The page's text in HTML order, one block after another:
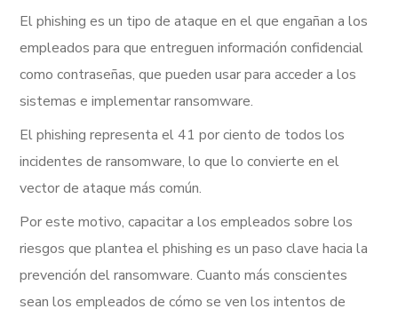
El phishing es un tipo de ataque en el que engañan a los
empleados para que entreguen información confidencial
como contraseñas, que pueden usar para acceder a los
sistemas e implementar ransomware.
El phishing representa el 41 por ciento de todos los
incidentes de ransomware, lo que lo convierte en el
vector de ataque más común.
Por este motivo, capacitar a los empleados sobre los
riesgos que plantea el phishing es un paso clave hacia la
prevención del ransomware. Cuanto más conscientes
sean los empleados de cómo se ven los intentos de